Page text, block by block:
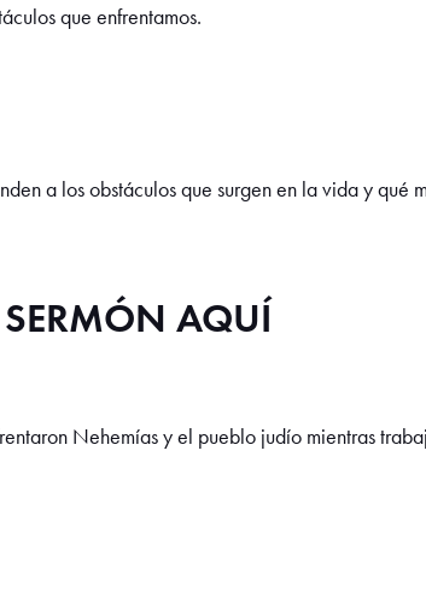
que enfrentamos.
a los obstáculos que surgen en la vida y qué
SERMÓN AQUÍ
Nehemías y el pueblo judío mientras